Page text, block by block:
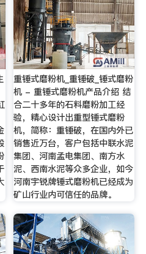
重锤式磨粉机_重锤破_锤式磨粉
机 - 重锤式磨粉机产品介绍 结
合二十多年的石料磨粉加工经
验，精心设计出重型锤式磨粉
机，简称：重锤破，在国内外已
销售近万台，客户包括中联水泥
集团、河南孟电集团、南方水
泥、西南水泥等众多企业，如今
河南宇锐牌锤式磨粉机已经成为
矿山行业内可信任的品牌。